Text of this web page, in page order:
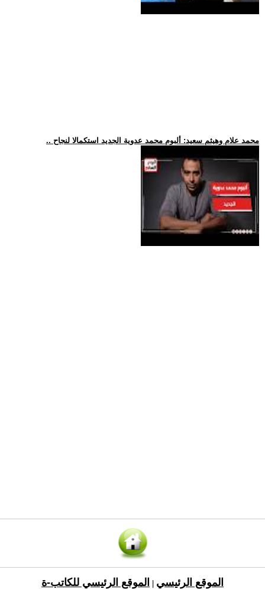
.. محمد علام وهيثم سعيد: ألبوم محمد عدوية الجديد استكمالا لنجاح
الموقع الرئيسي الموقع الرئيسي للكاتب-ة